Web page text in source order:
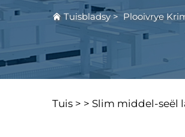
Tuisbladsy > Plooivrye
Tuis > > Slim middel-seël